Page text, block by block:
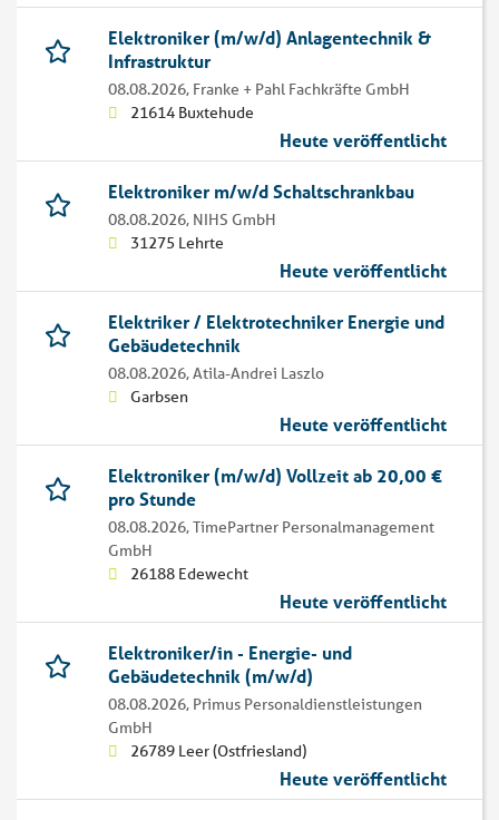
Elektroniker (m/w/d) Anlagentechnik &
Infrastruktur
08.08.2026, Franke + Pahl Fachkräfte GmbH
21614 Buxtehude
Heute veröffentlicht
Elektroniker m/w/d Schaltschrankbau
08.08.2026, NIHS GmbH
31275 Lehrte
Heute veröffentlicht
Elektriker / Elektrotechniker Energie und
Gebäudetechnik
08.08.2026,Atila-Andrei Laszlo
Garbsen
Heute veröffentlicht
Elektroniker (m/w/d) Vollzeit ab 20,00 €
pro Stunde
08.08.2026,TimePartner Personalmanagement
GmbH
26188 Edewecht
Heute veröffentlicht
Elektroniker/in - Energie- und
Gebäudetechnik (m/w/d)
08.08.2026, Primus Personaldienstleistungen
GmbH
26789 Leer (Ostfriesland)
Heute veröffentlicht